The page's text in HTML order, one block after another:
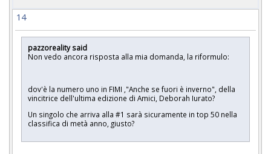
14
pazzoreality said
Non vedo ancora risposta alla mia domanda, la riformulo:
dov'è la numero uno in FIMI ,"Anche se fuori è inverno", della
vincitrice dell'ultima edizione di Amici, Deborah Iurato?
Un singolo che arriva alla #1 sarà sicuramente in top 50 nella
classifica di metà anno, giusto?